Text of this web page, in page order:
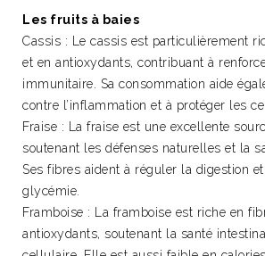
Les fruits à baies
Cassis : Le cassis est particulièrement
et en antioxydants, contribuant à
immunitaire. Sa consommation aide
contre l’inflammation et à protéger les
Fraise : La fraise est une excellente
soutenant les défenses naturelles et la
Ses fibres aident à réguler la digestion
glycémie.
Framboise : La framboise est riche en
antioxydants, soutenant la santé